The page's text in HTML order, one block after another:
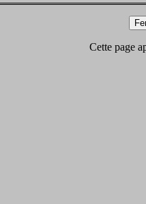
Cette page